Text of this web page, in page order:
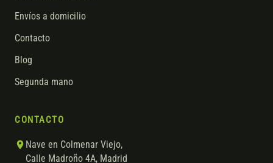
Envíos a domicilio
Contacto
Blog
Segunda mano
CONTACTO
Nave en Colmenar Viejo,
Calle Madroño 4A, Madrid